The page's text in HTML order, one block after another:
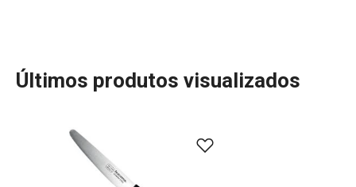
fabricadas com aço premium e afiadas à mão para garantir
um desempenho excecional. Juntam-se a elas cepos,
facas, afiadores de facas e tábuas de cortar
Últimos produtos visualizados